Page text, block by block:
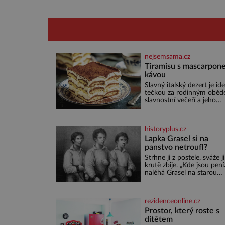
nejsemsama.cz
Tiramisu s
kávou
Slavný italský dezert je
tečkou za rodinným
slavnostní večeří a jeho
vejce 80 g cukru 200 g
cukrářských piškotů 250 ml
silné kávy 2 lžíce amaretta
kakao na posypání Postup:
Oddělte žloutky od bílků.
Žloutky vyšlehejte s
do světlé pěny a postupně
historyplus.cz
Lapka Grasel si na
panstvo netroufl?
Strhne ji z postele, sváže
krutě zbije. „Kde jsou
naléhá Grasel na starou
spokojí se lupič s několika
měďáky a štůčky látky.
Zraněná žena pár dní nato
rezidenceonline.cz
Prostor, který roste s
dítětem